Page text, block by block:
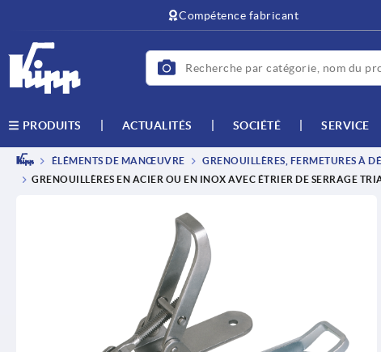
Compétence fabricant
PRODUITS ACTUALITÉS SOCIÉTÉ SERVICE
ÉLÉMENTS DE MANŒUVRE GRENOUILLÈRES, FERMETURES À
GRENOUILLÈRES EN ACIER OU EN INOX AVEC ÉTRIER DE SERRAGE